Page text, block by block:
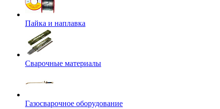
Пайка и наплавка
Сварочные материалы
Газосварочное оборудование